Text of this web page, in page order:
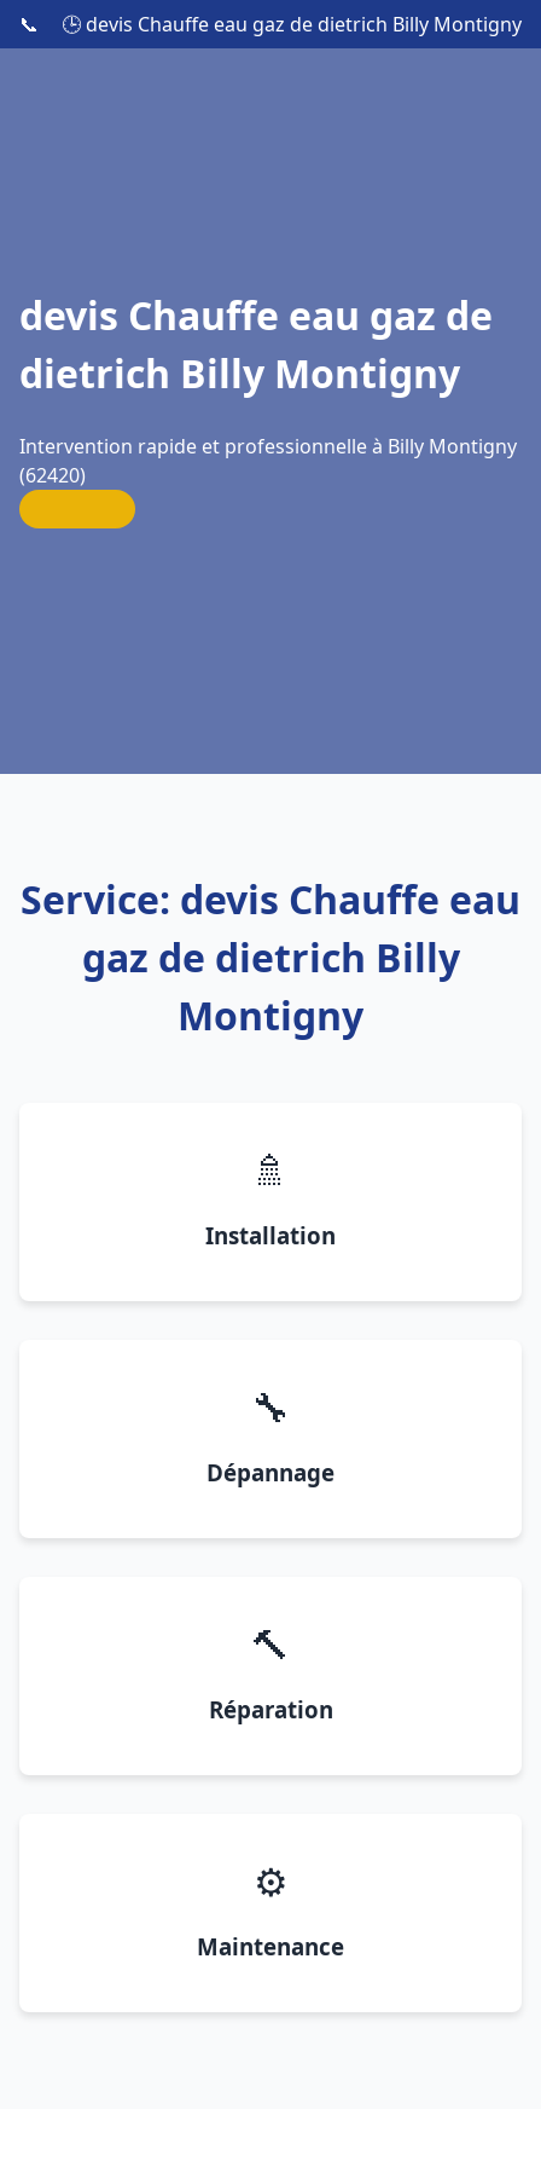
📞 🕒 devis Chauffe eau gaz de dietrich Billy Montigny
devis Chauffe eau gaz de
dietrich Billy Montigny
Intervention rapide et professionnelle à Billy Montigny
(62420)
Service: devis Chauffe eau
gaz de dietrich Billy
Montigny
🚿
Installation
🔧
Dépannage
🔨
Réparation
⚙️
Maintenance